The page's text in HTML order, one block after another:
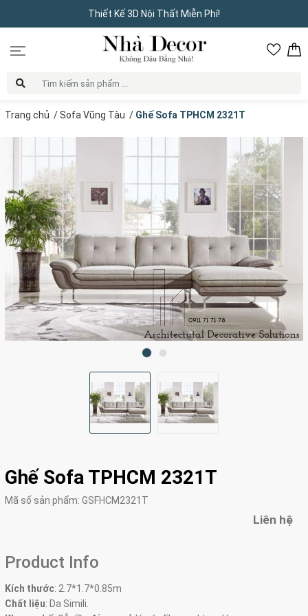
Thiết Kế 3D Nội Thất Miễn Phí!
Trang chủ /Sofa Vũng Tàu / Ghế Sofa TPHCM 2321T
Ghế Sofa TPHCM 2321T
Mã số sản phẩm: GSFHCM2321T
Liên hệ
Product Info
Kích thước: 2.7*1.7*0.85m
Chất liệu: Da Simili.